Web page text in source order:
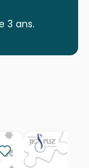
en BD et
3 ans.